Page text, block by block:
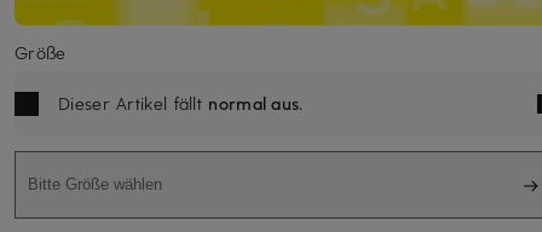
Größe
Dieser Artikel fällt normal aus.
Bitte Größe wählen